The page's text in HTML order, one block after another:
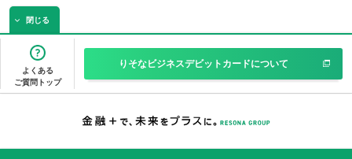
閉じる
よくある
ご質問トップ
りそなビジネスデビットカードについて